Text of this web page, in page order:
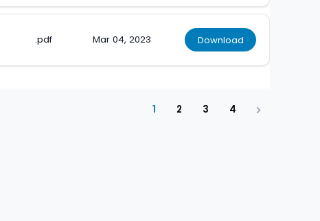
.pdf Mar 04, 2023 Download
1 2 3 4